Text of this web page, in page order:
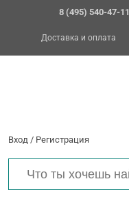
8 (495) 540-47-11
Доставка и оплата
Вход / Регистрация